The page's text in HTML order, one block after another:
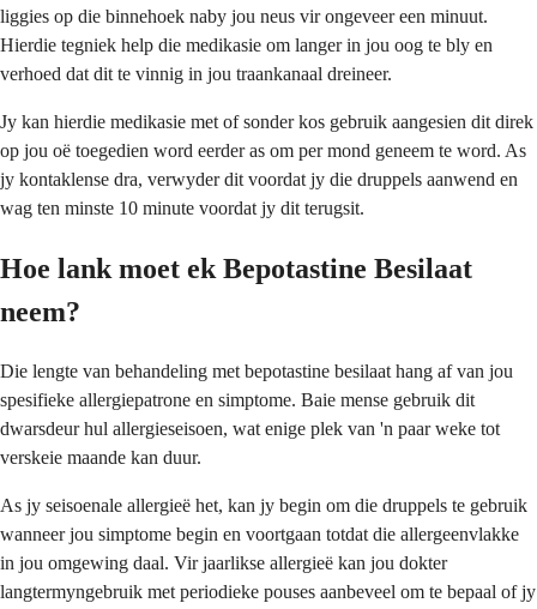
liggies op die binnehoek naby jou neus vir ongeveer een minuut.
Hierdie tegniek help die medikasie om langer in jou oog te bly en
verhoed dat dit te vinnig in jou traankanaal dreineer.
Jy kan hierdie medikasie met of sonder kos gebruik aangesien dit direk
op jou oë toegedien word eerder as om per mond geneem te word. As
jy kontaklense dra, verwyder dit voordat jy die druppels aanwend en
wag ten minste 10 minute voordat jy dit terugsit.
Hoe lank moet ek Bepotastine Besilaat
neem?
Die lengte van behandeling met bepotastine besilaat hang af van jou
spesifieke allergiepatrone en simptome. Baie mense gebruik dit
dwarsdeur hul allergieseisoen, wat enige plek van 'n paar weke tot
verskeie maande kan duur.
As jy seisoenale allergieë het, kan jy begin om die druppels te gebruik
wanneer jou simptome begin en voortgaan totdat die allergeenvlakke
in jou omgewing daal. Vir jaarlikse allergieë kan jou dokter
langtermyngebruik met periodieke pouses aanbeveel om te bepaal of jy